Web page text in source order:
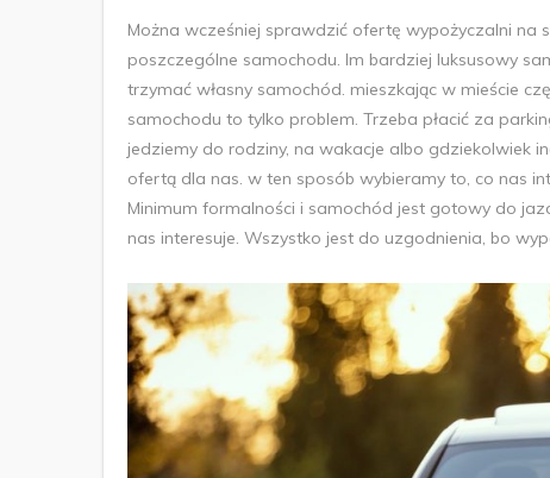
Można wcześniej sprawdzić ofertę wypożyczalni na
poszczególne samochodu. Im bardziej luksusowy
trzymać własny samochód. mieszkając w mieście
samochodu to tylko problem. Trzeba płacić za
jedziemy do rodziny, na wakacje albo gdziekolwiek
ofertą dla nas. w ten sposób wybieramy to, co nas
Minimum formalności i samochód jest gotowy do
nas interesuje. Wszystko jest do uzgodnienia, bo